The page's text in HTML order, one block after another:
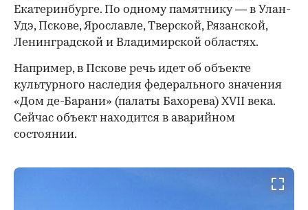
Екатеринбурге. По одному памятнику — в Улан-
Удэ, Пскове, Ярославле, Тверской, Рязанской,
Ленинградской и Владимирской областях.
Например, в Пскове речь идет об объекте
культурного наследия федерального значения
«Дом де-Барани» (палаты Бахорева) XVII века.
Сейчас объект находится в аварийном
состоянии.